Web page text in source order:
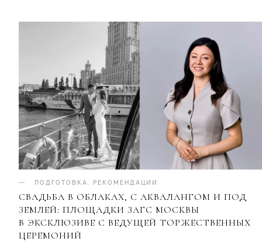
ПОДГОТОВКА РЕКОМЕНДАЦИИ
СВАДЬБА В ОБЛАКАХ, С АКВАЛАНГОМ И ПОД
ЗЕМЛЕЙ: ПЛОЩАДКИ ЗАГС МОСКВЫ
В ЭКСКЛЮЗИВЕ С ВЕДУЩЕЙ ТОРЖЕСТВЕННЫХ
ЦЕРЕМОНИЙ